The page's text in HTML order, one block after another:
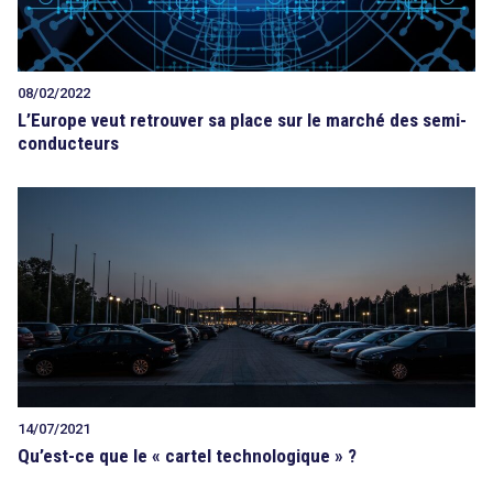
08/02/2022
L’Europe veut retrouver sa place sur le marché des semi-
conducteurs
14/07/2021
Qu’est-ce que le « cartel technologique » ?